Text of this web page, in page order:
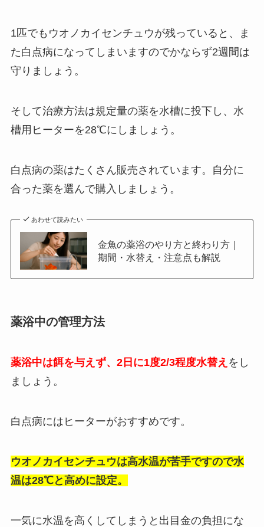
1匹でもウオノカイセンチュウが残っていると、ま
た白点病になってしまいますのでかならず2週間は
守りましょう。
そして治療方法は規定量の薬を水槽に投下し、水
槽用ヒーターを28℃にしましょう。
白点病の薬はたくさん販売されています。自分に
合った薬を選んで購入しましょう。
あわせて読みたい
金魚の薬浴のやり方と終わり方｜
期間・水替え・注意点も解説
薬浴中の管理方法
薬浴中は餌を与えず、2日に1度2/3程度水替え をし
ましょう。
白点病にはヒーターがおすすめです。
ウオノカイセンチュウは高水温が苦手ですので水
温は28℃と高めに設定。
一気に水温を高くしてしまうと出目金の負担にな